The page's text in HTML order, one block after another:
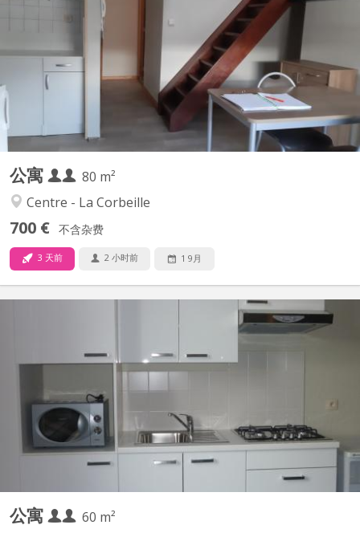
公寓
80 m²
Centre - La Corbeille
700 € 不含杂费
3 天前 2 小时前 1 9月
Appartement uniquement pour étudiant(e)s Comprenant 2
chambres , une cuisine équipée privée, une salle de bain privée.
Complètement meublé situation exceptionnelle dans le
piétonnier à 2min des facultés
公寓
60 m²
KN 399
Cuisine et sdb privées. À côté de l henalux Uniquement pour